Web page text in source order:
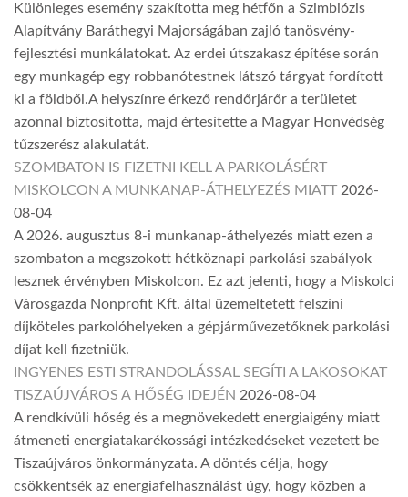
Különleges esemény szakította meg hétfőn a Szimbiózis
Alapítvány Baráthegyi Majorságában zajló tanösvény-
fejlesztési munkálatokat. Az erdei útszakasz építése során
egy munkagép egy robbanótestnek látszó tárgyat fordított
ki a földből.A helyszínre érkező rendőrjárőr a területet
azonnal biztosította, majd értesítette a Magyar Honvédség
tűzszerész alakulatát.
SZOMBATON IS FIZETNI KELL A PARKOLÁSÉRT
MISKOLCON A MUNKANAP-ÁTHELYEZÉS MIATT 2026-
08-04
A 2026. augusztus 8-i munkanap-áthelyezés miatt ezen a
szombaton a megszokott hétköznapi parkolási szabályok
lesznek érvényben Miskolcon. Ez azt jelenti, hogy a Miskolci
Városgazda Nonprofit Kft. által üzemeltetett felszíni
díjköteles parkolóhelyeken a gépjárművezetőknek parkolási
díjat kell fizetniük.
INGYENES ESTI STRANDOLÁSSAL SEGÍTI A LAKOSOKAT
TISZAÚJVÁROS A HŐSÉG IDEJÉN 2026-08-04
A rendkívüli hőség és a megnövekedett energiaigény miatt
átmeneti energiatakarékossági intézkedéseket vezetett be
Tiszaújváros önkormányzata. A döntés célja, hogy
csökkentsék az energiafelhasználást úgy, hogy közben a